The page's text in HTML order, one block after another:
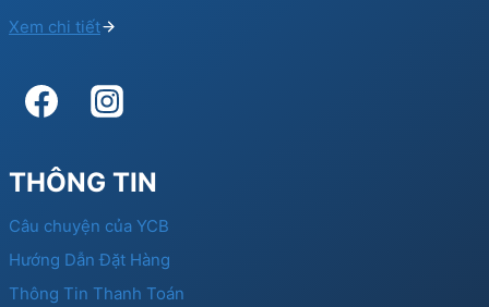
Xem chi tiết
THÔNG TIN
Câu chuyện của YCB
Hướng Dẫn Đặt Hàng
Thông Tin Thanh Toán